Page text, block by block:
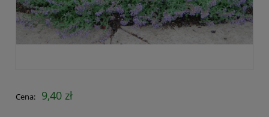
Cena: 9,40 zł